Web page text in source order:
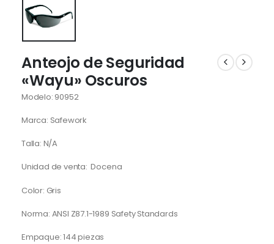
Anteojo de Seguridad
«Wayu» Oscuros
Modelo: 90952
Marca: Safework
Talla: N/A
Unidad de venta: Docena
Color: Gris
Norma: ANSI Z87.1-1989 Safety Standards
Empaque: 144 piezas